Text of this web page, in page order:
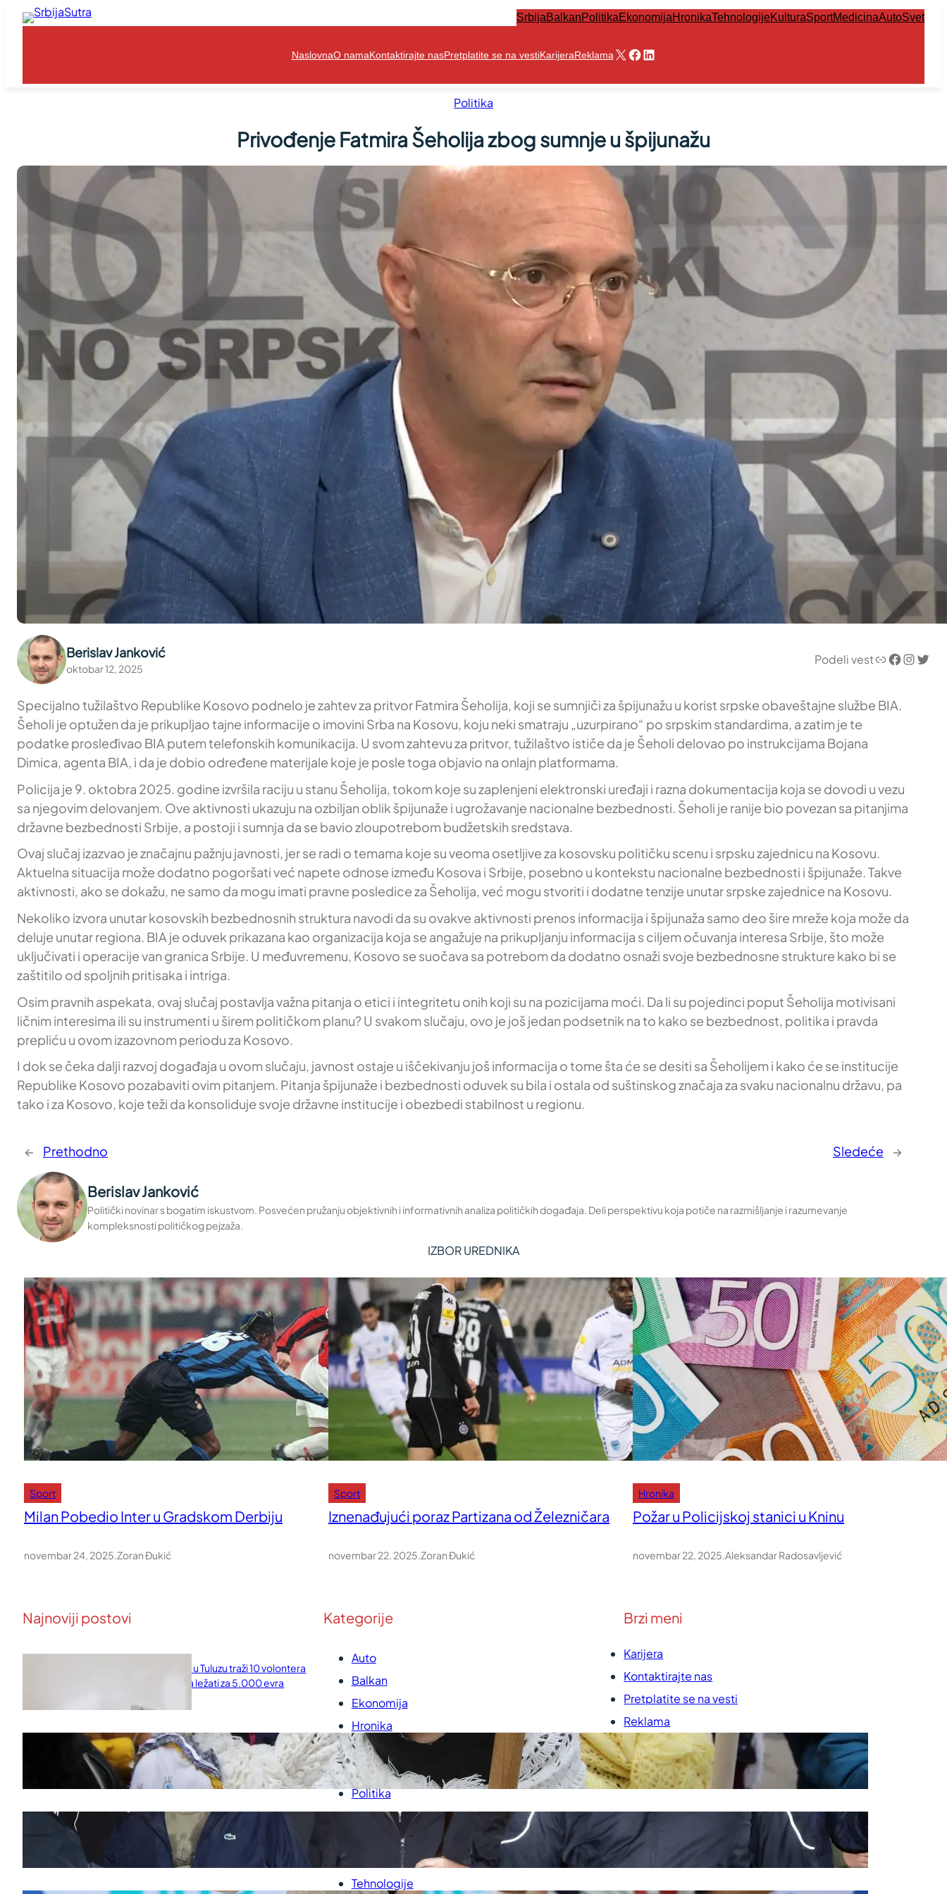
Skoči
SrbijaBalkanPolitikaEkonomijaHronikaTehnologijeKulturaSportMedicinaAutoSvet
NaslovnaO namaKontaktirajte nasPretplatite se na vestiKarijeraReklamaX Facebook
LinkedIn
Politika
Privođenje Fatmira Šeholija zbog sumnje u špijunažu
Berislav Janković
oktobar 12, 2025
Podeli vestLink Facebook InstagramTwitter
Specijalno tužilaštvo Republike Kosovo podnelo je zahtev za pritvor Fatmira Šeholija, koji se sumnjiči za špijunažu u korist srpske obaveštajne službe BIA.
Šeholi je optužen da je prikupljao tajne informacije o imovini Srba na Kosovu, koju neki smatraju „uzurpirano“ po srpskim standardima, a zatim je te
podatke prosleđivao BIA putem telefonskih komunikacija. U svom zahtevu za pritvor, tužilaštvo ističe da je Šeholi delovao po instrukcijama Bojana
Dimica, agenta BIA, i da je dobio određene materijale koje je posle toga objavio na onlajn platformama.
Policija je 9. oktobra 2025. godine izvršila raciju u stanu Šeholija, tokom koje su zaplenjeni elektronski uređaji i razna dokumentacija koja se dovodi u vezu
sa njegovim delovanjem. Ove aktivnosti ukazuju na ozbiljan oblik špijunaže i ugrožavanje nacionalne bezbednosti. Šeholi je ranije bio povezan sa pitanjima
državne bezbednosti Srbije, a postoji i sumnja da se bavio zloupotrebom budžetskih sredstava.
Ovaj slučaj izazvao je značajnu pažnju javnosti, jer se radi o temama koje su veoma osetljive za kosovsku političku scenu i srpsku zajednicu na Kosovu.
Aktuelna situacija može dodatno pogoršati već napete odnose između Kosova i Srbije, posebno u kontekstu nacionalne bezbednosti i špijunaže. Takve
aktivnosti, ako se dokažu, ne samo da mogu imati pravne posledice za Šeholija, već mogu stvoriti i dodatne tenzije unutar srpske zajednice na Kosovu.
Nekoliko izvora unutar kosovskih bezbednosnih struktura navodi da su ovakve aktivnosti prenos informacija i špijunaža samo deo šire mreže koja može da
deluje unutar regiona. BIA je oduvek prikazana kao organizacija koja se angažuje na prikupljanju informacija s ciljem očuvanja interesa Srbije, što može
uključivati i operacije van granica Srbije. U međuvremenu, Kosovo se suočava sa potrebom da dodatno osnaži svoje bezbednosne strukture kako bi se
zaštitilo od spoljnih pritisaka i intriga.
Osim pravnih aspekata, ovaj slučaj postavlja važna pitanja o etici i integritetu onih koji su na pozicijama moći. Da li su pojedinci poput Šeholija motivisani
ličnim interesima ili su instrumenti u širem političkom planu? U svakom slučaju, ovo je još jedan podsetnik na to kako se bezbednost, politika i pravda
prepliću u ovom izazovnom periodu za Kosovo.
I dok se čeka dalji razvoj događaja u ovom slučaju, javnost ostaje u iščekivanju još informacija o tome šta će se desiti sa Šeholijem i kako će se institucije
Republike Kosovo pozabaviti ovim pitanjem. Pitanja špijunaže i bezbednosti oduvek su bila i ostala od suštinskog značaja za svaku nacionalnu državu, pa
tako i za Kosovo, koje teži da konsoliduje svoje državne institucije i obezbedi stabilnost u regionu.
← Prethodno Sledeće →
Berislav Janković
Politički novinar s bogatim iskustvom. Posvećen pružanju objektivnih i informativnih analiza političkih događaja. Deli perspektivu koja potiče na razmišljanje i razumevanje
kompleksnosti političkog pejzaža.
IZBOR UREDNIKA
Sport
Milan Pobedio Inter u Gradskom Derbiju
novembar 24, 2025.Zoran Đukić
Sport
Iznenađujući poraz Partizana od Železničara
novembar 22, 2025.Zoran Đukić
Hronika
Požar u Policijskoj stanici u Kninu
novembar 22, 2025.Aleksandar Radosavljević
Najnoviji postovi
Naučni institut u Tuluzu traži 10 volontera
koji će 10 dana ležati za 5.000 evra
Saveti za Zdrav Božićni Post 2025
novembar 28, 2025
Doček legende Željka Obradovića
novembar 27, 2025
Kategorije
Auto
Balkan
Ekonomija
Hronika
Kultura
Medicina
Politika
Sport
Tehnologije
Brzi meni
Karijera
Kontaktirajte nas
Pretplatite se na vesti
Reklama
Urednička politika
Pravila korišćenja